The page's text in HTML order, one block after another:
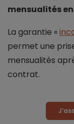
mensualités
La garantie «
permet une
mensualités
contrat.